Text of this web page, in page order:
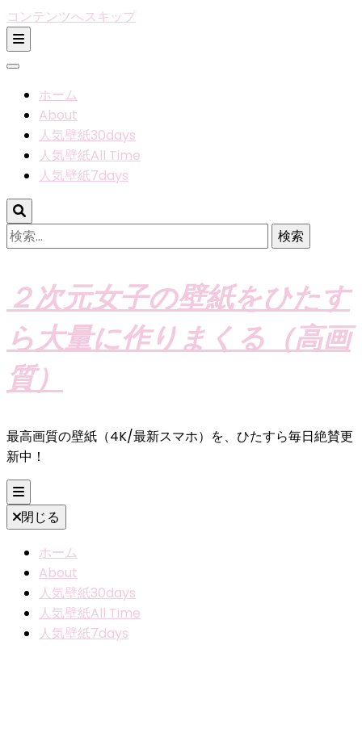
コンテンツへスキップ
ホーム
About
人気壁紙30days
人気壁紙All Time
人気壁紙7days
検
索:
２次元女子の壁紙をひたす
ら大量に作りまくる（高画
質）
最高画質の壁紙（4K/最新スマホ）を、ひたすら毎日絶賛更
新中！
閉じる
ホーム
About
人気壁紙30days
人気壁紙All Time
人気壁紙7days